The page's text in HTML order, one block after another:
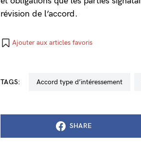
révision de l’accord.
Ajouter aux articles favoris
TAGS: accord type d’intéressement
SHARE